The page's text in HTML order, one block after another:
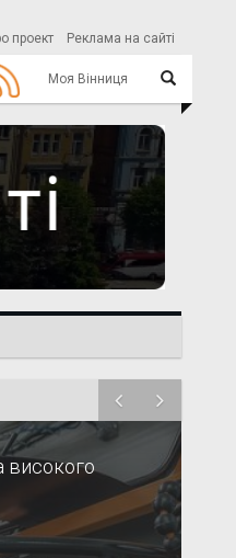
проект Реклама на сайті
Моя Вінниця
високого